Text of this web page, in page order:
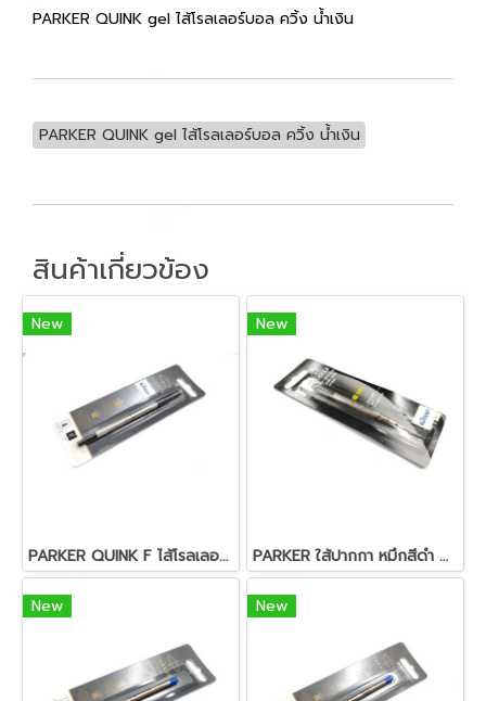
PARKER QUINK gel ไส้โรลเลอร์บอล ควิ้ง น้ำเงิน
PARKER QUINK gel ไส้โรลเลอร์บอล ควิ้ง น้ำเงิน
สินค้าเกี่ยวข้อง
New
PARKER QUINK F ไส้โรลเลอร์บอล ควิ้ง ดำ 0.5 มม.
New
PARKER ใส้ปากกา หมึกสีดำ 0.5 มม.
New New